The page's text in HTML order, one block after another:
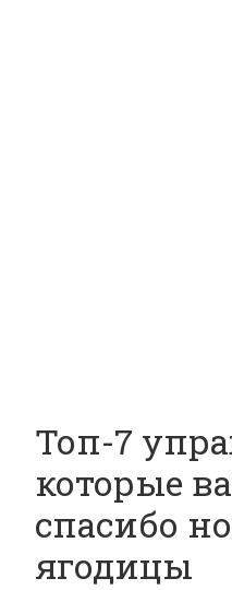
Топ-7
которые
спасибо
ягодицы